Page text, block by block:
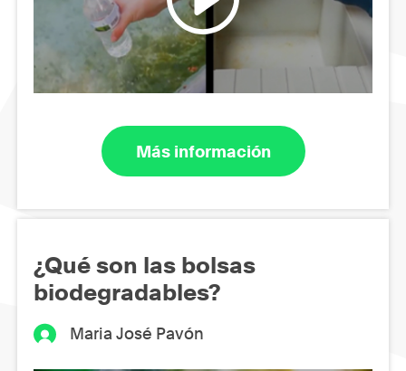
Más información
¿Qué son las bolsas
biodegradables?
Maria José Pavón